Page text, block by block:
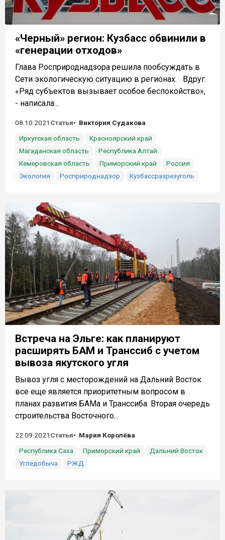
«Черный» регион: Кузбасс обвинили в
«генерации отходов»
Глава Росприроднадзора решила пообсуждать в
Сети экологическую ситуацию в регионах. Вдруг.
«Ряд субъектов вызывает особое беспокойство»,
- написала...
08.10.2021 Статья
Виктория Судакова
Иркутская область
Красноярский край
Магаданская область
Республика Алтай
Кемеровская область
Приморский край
Россия
Экология
Росприроднадзор Кузбассразрезуголь
Встреча на Эльге: как планируют
расширять БАМ и Транссиб с учетом
вывоза якутского угля
Вывоз угля с месторождений на Дальний Восток
все еще является приоритетным вопросом в
планах развития БАМа и Транссиба. Вторая очередь
строительства Восточного...
22.09.2021 Статья
Мария Королёва
Республика Саха
Приморский край
Дальний Восток
Угледобыча
РЖД